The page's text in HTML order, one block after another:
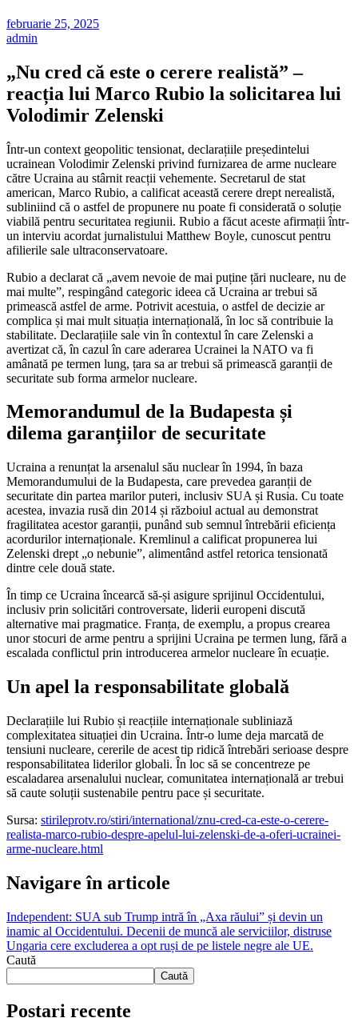
februarie 25, 2025
admin
„Nu cred că este o cerere realistă” –
reacția lui Marco Rubio la solicitarea lui
Volodimir Zelenski
Într-un context geopolitic tensionat, declarațiile președintelui
ucrainean Volodimir Zelenski privind furnizarea de arme nucleare
către Ucraina au stârnit reacții vehemente. Secretarul de stat
american, Marco Rubio, a calificat această cerere drept nerealistă,
subliniind că o astfel de propunere nu poate fi considerată o soluție
viabilă pentru securitatea regiunii. Rubio a făcut aceste afirmații într-
un interviu acordat jurnalistului Matthew Boyle, cunoscut pentru
afilierile sale ultraconservatoare.
Rubio a declarat că „avem nevoie de mai puține țări nucleare, nu de
mai multe”, respingând categoric ideea că Ucraina ar trebui să
primească astfel de arme. Potrivit acestuia, o astfel de decizie ar
complica și mai mult situația internațională, în loc să contribuie la
stabilitate. Declarațiile sale vin în contextul în care Zelenski a
avertizat că, în cazul în care aderarea Ucrainei la NATO va fi
amânată pe termen lung, țara sa ar trebui să primească garanții de
securitate sub forma armelor nucleare.
Memorandumul de la Budapesta și
dilema garanțiilor de securitate
Ucraina a renunțat la arsenalul său nuclear în 1994, în baza
Memorandumului de la Budapesta, care prevedea garanții de
securitate din partea marilor puteri, inclusiv SUA și Rusia. Cu toate
acestea, invazia rusă din 2014 și războiul actual au demonstrat
fragilitatea acestor garanții, punând sub semnul întrebării eficiența
acordurilor internaționale. Kremlinul a calificat propunerea lui
Zelenski drept „o nebunie”, alimentând astfel retorica tensionată
dintre cele două state.
În timp ce Ucraina încearcă să-și asigure sprijinul Occidentului,
inclusiv prin solicitări controversate, liderii europeni discută
alternative mai pragmatice. Franța, de exemplu, a propus crearea
unor stocuri de arme pentru a sprijini Ucraina pe termen lung, fără a
escalada conflictul prin introducerea armelor nucleare în ecuație.
Un apel la responsabilitate globală
Declarațiile lui Rubio și reacțiile internaționale subliniază
complexitatea situației din Ucraina. Într-o lume deja marcată de
tensiuni nucleare, cererile de acest tip ridică întrebări serioase despre
responsabilitatea liderilor globali. În loc să se concentreze pe
escaladarea arsenalului nuclear, comunitatea internațională ar trebui
să caute soluții sustenabile pentru pace și securitate.
Sursa: stirileprotv.ro/stiri/international/znu-cred-ca-este-o-cerere-
realista-marco-rubio-despre-apelul-lui-zelenski-de-a-oferi-ucrainei-
arme-nucleare.html
Navigare în articole
Independent: SUA sub Trump intră în „Axa răului” și devin un
inamic al Occidentului. Decenii de muncă ale serviciilor, distruse
Ungaria cere excluderea a opt ruși de pe listele negre ale UE.
Caută
Caută
Postari recente